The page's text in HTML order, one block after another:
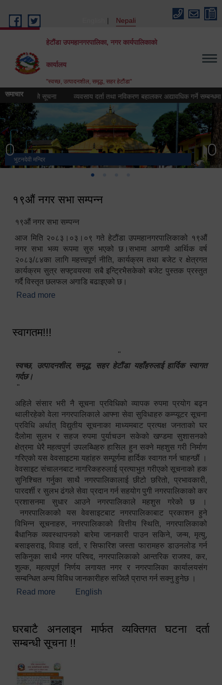
Nepali
हेटौंडा उपमहानगरपालिका, नगर कार्यपालिकाको
कार्यालय
"स्वच्छ, उत्पादनशील, समृद्ध, सहर हेटौंडा"
समाचार
गरिएको सूचना व्यवसाय दर्ता तथा नविकरण बहालकर अद्यावधिक गर्ने सम्बन्धमा
भुटनदेवी मन्दिर
स्मारक
हेटौंडा उपमहानगरपालिका नगर कार्यपालिकाको कार्यालय
मनकामना डाँडाबाट देखिएको दृश्य
१९औं नगर सभा सम्पन्न
१९औं नगर सभा सम्पन्न
आज मिति २०८३।०३।०९ गते हेटौंडा उपमहानगरपालिकाको १९औं
नगर सभा भव्य रूपमा सुरु भएको छ।सभामा आगामी आर्थिक वर्ष
२०८३/८४का लागि महत्त्वपूर्ण नीति, कार्यक्रम तथा बजेट र क्षेत्रगत
कार्यक्रम सुत्र सफ्ट्वयरमा सबै इन्ट्रिभैसकेको बजेट पुस्तक प्रस्तुत
गर्दै विस्तृत छलफल अगाडि बढाइएको छ।
Read more
स्वागतम!!!
"
स्वच्छ, उत्पादनशील, समृद्ध, सहर हेटौंडा यहाँहरुलाई हार्दिक स्वागत
गर्दछ।
"
अहिले संसार भरी नै सूचना प्रविधिको व्यापक रुपमा प्रयोग बढ्न
थालीरहेको वेला नगरपालिकाले आफ्ना सेवा सुविधाहरु कम्प्यूटर सूचना
प्रविधि अर्थात् विद्युतीय सूचनाका माध्यमबाट प्रत्यक्ष जनताको घर
दैलोमा सुलभ र सहज रुपमा पुर्याचउन सकेको खण्डमा सुशासनको
क्षेत्रमा धेरै महत्वपुर्ण उपलब्धिहरु हासिल हुन सक्ने महशुस गरी निर्माण
गरिएको यस वेवसाइटमा यहांहरु सम्पूर्णमा हार्दिक स्वागत गर्न चाहन्छौं ।
वेवसाइट संचालनबाट नागरिकहरुलाई प्रत्याभुत गरीएको सूचनाको हक
सुनिश्चित गर्नुका साथै नगरपालिकालाई छीटो छरितो, प्रभावकारी,
पारदर्शी र सुलभ ढंगले सेवा प्रदान गर्न सहयोग पुगी नगरपालिकाको कर
प्रशासनमा सुधार आउने नगरपालिकाले महशुस गरेको छ ।
नगरपालिकाको यस वेवसाइटबाट नगरपालिकाबाट प्रकाशन हुने
विभिन्न सूचनाहरु, नगरपालिकाको वित्तीय स्थिति, नगरपालिकाको
बैधानिक व्यवस्थापनको बारेमा जानकारी पाउन सकिने, जन्म, मृत्यु,
बसाइसराइ, विवाह दर्ता, र सिफारिश जस्ता फारामहरु डाउनलोड गर्न
सकिनुका साथै नगर परिषद, नगरपालिकाको आन्तरिक राजश्व, कर,
शुल्क, महत्वपूर्ण निर्णय लगायत नगर र नगरपालिका कार्यालयसंग
सम्बन्धित अन्य विविध जानकारीहरु सजिलै प्राप्त गर्न सक्नु हुनेछ ।
Read more about स्वागतम!!!
English
घरबाटै अनलाइन मार्फत व्यक्तिगत घटना दर्ता
सम्बन्धी सूचना !!